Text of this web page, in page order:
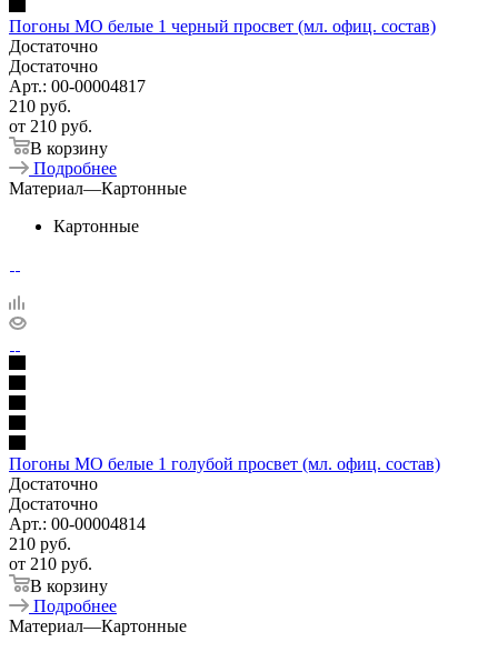
Погоны МО белые 1 черный просвет (мл. офиц. состав)
Достаточно
Достаточно
Арт.: 00-00004817
210 руб.
от 210 руб.
В корзину
Подробнее
Материал—Картонные
Картонные
Погоны МО белые 1 голубой просвет (мл. офиц. состав)
Достаточно
Достаточно
Арт.: 00-00004814
210 руб.
от 210 руб.
В корзину
Подробнее
Материал—Картонные